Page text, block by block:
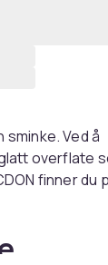
Ved å
overflate
finner du